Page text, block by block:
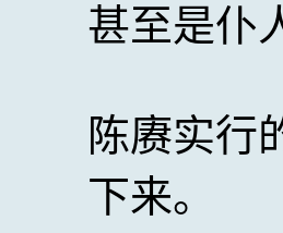
甚至是仆
陈赓实行
下来。